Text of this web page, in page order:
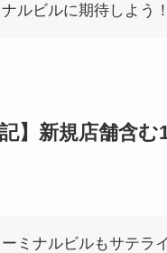
ナルビルに期待しよう！
記】新規店舗含
ーミナルビルもサテラ